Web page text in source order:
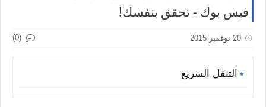
فيس بوك - تحقق بنفسك!
20 نوفمبر 2015 (0)
التنقل السريع